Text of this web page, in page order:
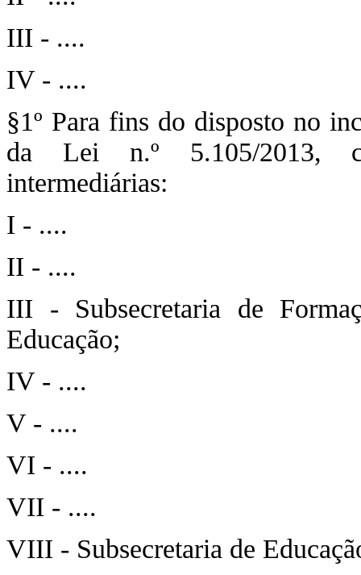
III - ....
IV - ....
§1º Para fins do disposto no
da Lei n.º 5.105/2013,
intermediárias:
I - ....
II - ....
III - Subsecretaria de
Educação;
IV - ....
V - ....
VI - ....
VII - ....
VIII - Subsecretaria de